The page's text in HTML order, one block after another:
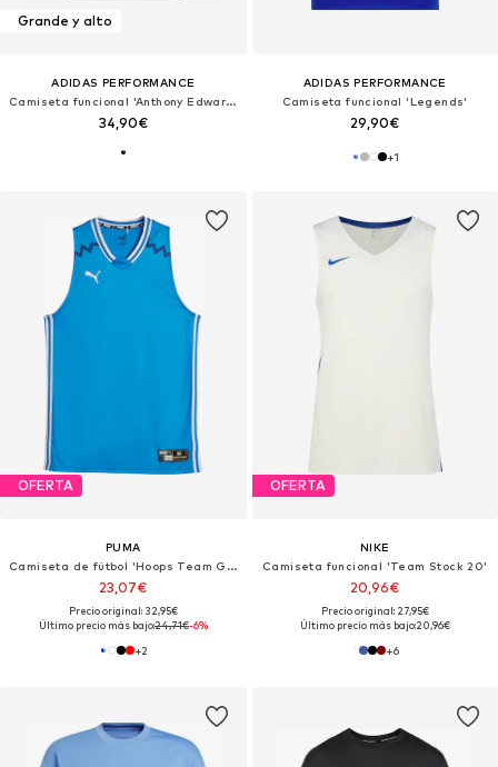
Grande y alto
ADIDAS PERFORMANCE
Camiseta funcional 'Anthony Edwards Believe That'
34,90€
ADIDAS PERFORMANCE
Camiseta funcional 'Legends'
29,90€
+1
OFERTA
PUMA
Camiseta de fútbol 'Hoops Team Game'
23,07€
Precio original: 32,95€
Último precio más bajo:24,71€-6%
+2
OFERTA
NIKE
Camiseta funcional 'Team Stock 20'
20,96€
Precio original: 27,95€
Último precio más bajo:20,96€
+6